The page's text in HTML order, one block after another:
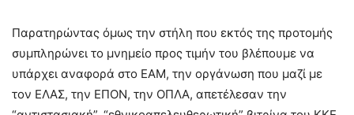
Παρατηρώντας όμως την στήλη που εκτός της προτομής
συμπληρώνει το μνημείο προς τιμήν του βλέπουμε να
υπάρχει αναφορά στο ΕΑΜ, την οργάνωση που μαζί με
τον ΕΛΑΣ, την ΕΠΟΝ, την ΟΠΛΑ, απετέλεσαν την